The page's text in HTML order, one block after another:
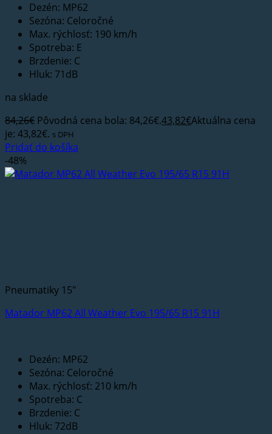
Dezén: MP62
Sezóna: Celoročné
Max. rýchlosť: 190 km/h
Spotreba: E
Brzdenie: C
Hluk: 71dB
na sklade
84,26€ Pôvodná cena bola: 84,26€.43,82€Aktuálna cena
je: 43,82€. s DPH
Pridať do košíka
-48%
Pneumatiky 15"
Matador MP62 All Weather Evo 195/65 R15 91H
Dezén: MP62
Sezóna: Celoročné
Max. rýchlosť: 210 km/h
Spotreba: C
Brzdenie: C
Hluk: 72dB